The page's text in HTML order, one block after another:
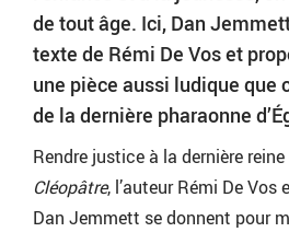
de tout âge. Ici, Dan
texte de Rémi De Vos et
une pièce aussi ludique que
de la dernière pharaonne
Rendre justice à la dernière reine
Cléopâtre, l’auteur Rémi De
Dan Jemmett se donnent pour